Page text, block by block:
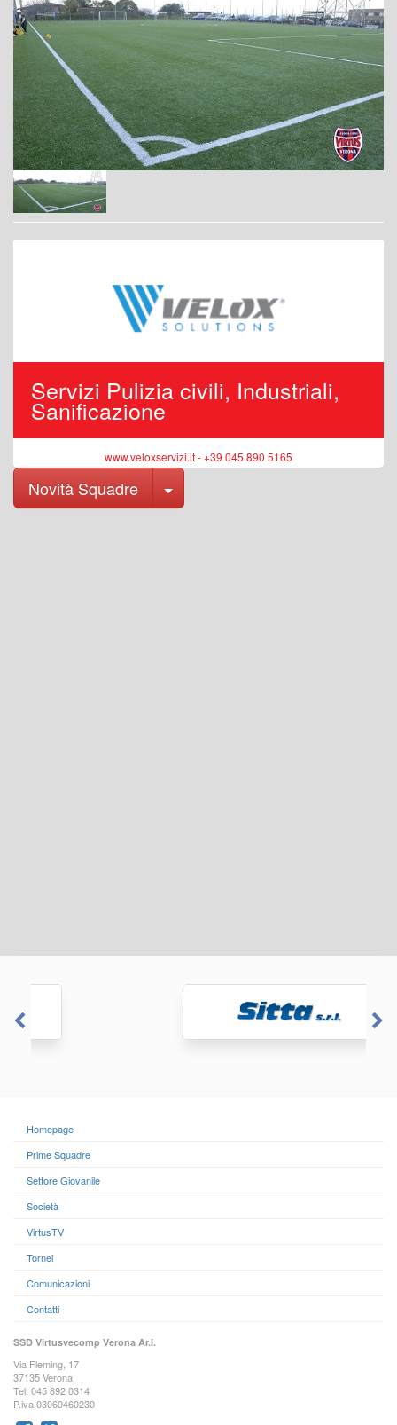
Servizi Pulizia civili, Industriali,
Sanificazione
www.veloxservizi.it - +39 045 890 5165
Novità Squadre Toggle Dropdown
Homepage
Prime Squadre
Settore Giovanile
Società
VirtusTV
Tornei
Comunicazioni
Contatti
SSD Virtusvecomp Verona Ar.l.
Via Fleming, 17
37135 Verona
Tel. 045 892 0314
P.iva 03069460230